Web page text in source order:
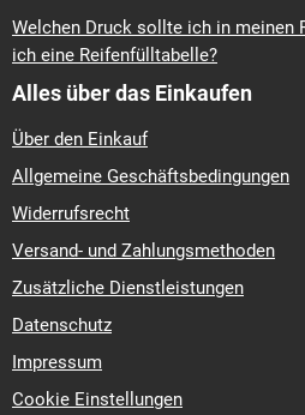
Welchen Druck sollte ich in meinen
ich eine Reifenfülltabelle?
Alles über das Einkaufen
Über den Einkauf
Allgemeine Geschäftsbedingungen
Widerrufsrecht
Versand- und Zahlungsmethoden
Zusätzliche Dienstleistungen
Datenschutz
Impressum
Cookie Einstellungen